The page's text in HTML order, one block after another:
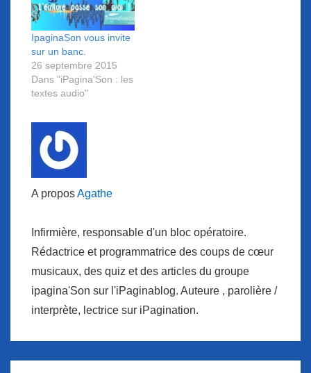
IpaginaSon vous invite
sur un banc.
26 septembre 2015
Dans "iPagina'Son : les
textes audio"
A proposAgathe
Infirmière, responsable d'un bloc opératoire.
Rédactrice et programmatrice des coups de cœur
musicaux, des quiz et des articles du groupe
ipagina'Son sur l'iPaginablog. Auteure , parolière /
interprète, lectrice sur iPagination.